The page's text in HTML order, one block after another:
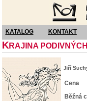
KATALOG KONTAKT
KRAJINA
Jiří
Cena
Běžná